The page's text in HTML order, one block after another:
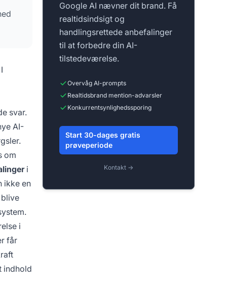
svar.
AI-
om
i
ikke en
i
får
indhold
Google AI nævner dit brand. Få
realtidsindsigt og
handlingsrettede anbefalinger
til at forbedre din AI-
tilstedeværelse.
Overvåg AI-prompts
Realtidsbrand mention-advarsler
Konkurrentsynlighedssporing
Start 30-dages gratis
prøveperiode
Kontakt →